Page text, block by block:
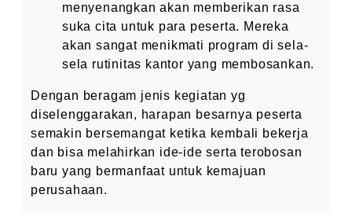
menyenangkan akan memberikan rasa
suka cita untuk para peserta. Mereka
akan sangat menikmati program di sela-
sela rutinitas kantor yang membosankan.
Dengan beragam jenis kegiatan yg
diselenggarakan, harapan besarnya peserta
semakin bersemangat ketika kembali bekerja
dan bisa melahirkan ide-ide serta terobosan
baru yang bermanfaat untuk kemajuan
perusahaan.